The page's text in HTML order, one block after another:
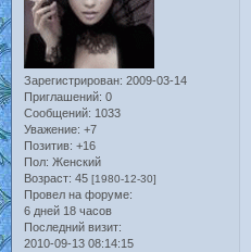
Зарегистрирован: 2009-03-14
Приглашений: 0
Сообщений: 1033
Уважение: +7
Позитив: +16
Пол: Женский
Возраст: 45 [1980-12-30]
Провел на форуме:
6 дней 18 часов
Последний визит:
2010-09-13 08:14:15